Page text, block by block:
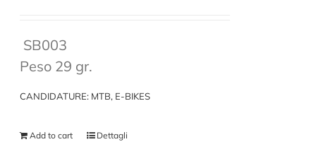
SB003
Peso 29 gr.
CANDIDATURE: MTB, E-BIKES
Add to cart Dettagli